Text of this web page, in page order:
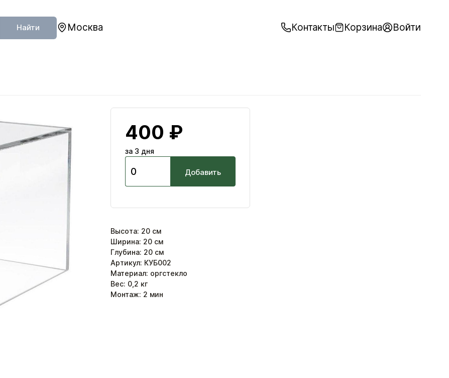
Найти Москва Контакты Корзина Войти
400 ₽
за 3 дня
Добавить
Высота: 20 см
Ширина: 20 см
Глубина: 20 см
Артикул: КУБ002
Материал: оргстекло
Вес: 0,2 кг
Монтаж: 2 мин